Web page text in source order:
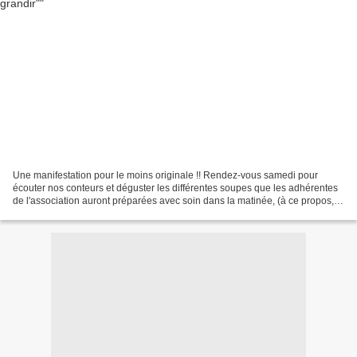
Une manifestation pour le moins originale !! Rendez-vous samedi pour
écouter nos conteurs et déguster les différentes soupes que les adhérentes
de l'association auront préparées avec soin dans la matinée, (à ce propos,